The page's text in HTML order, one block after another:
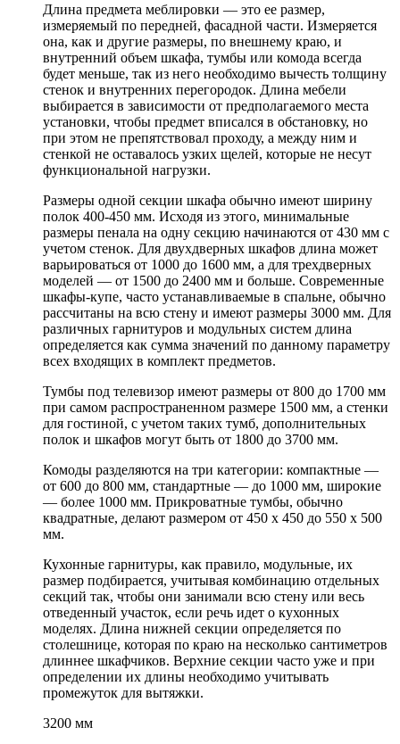
Длина предмета меблировки — это ее размер,
измеряемый по передней, фасадной части. Измеряется
она, как и другие размеры, по внешнему краю, и
внутренний объем шкафа, тумбы или комода всегда
будет меньше, так из него необходимо вычесть толщину
стенок и внутренних перегородок. Длина мебели
выбирается в зависимости от предполагаемого места
установки, чтобы предмет вписался в обстановку, но
при этом не препятствовал проходу, а между ним и
стенкой не оставалось узких щелей, которые не несут
функциональной нагрузки.
Размеры одной секции шкафа обычно имеют ширину
полок 400-450 мм. Исходя из этого, минимальные
размеры пенала на одну секцию начинаются от 430 мм с
учетом стенок. Для двухдверных шкафов длина может
варьироваться от 1000 до 1600 мм, а для трехдверных
моделей — от 1500 до 2400 мм и больше. Современные
шкафы-купе, часто устанавливаемые в спальне, обычно
рассчитаны на всю стену и имеют размеры 3000 мм. Для
различных гарнитуров и модульных систем длина
определяется как сумма значений по данному параметру
всех входящих в комплект предметов.
Тумбы под телевизор имеют размеры от 800 до 1700 мм
при самом распространенном размере 1500 мм, а стенки
для гостиной, с учетом таких тумб, дополнительных
полок и шкафов могут быть от 1800 до 3700 мм.
Комоды разделяются на три категории: компактные —
от 600 до 800 мм, стандартные — до 1000 мм, широкие
— более 1000 мм. Прикроватные тумбы, обычно
квадратные, делают размером от 450 х 450 до 550 х 500
мм.
Кухонные гарнитуры, как правило, модульные, их
размер подбирается, учитывая комбинацию отдельных
секций так, чтобы они занимали всю стену или весь
отведенный участок, если речь идет о кухонных
моделях. Длина нижней секции определяется по
столешнице, которая по краю на несколько сантиметров
длиннее шкафчиков. Верхние секции часто уже и при
определении их длины необходимо учитывать
промежуток для вытяжки.
3200 мм